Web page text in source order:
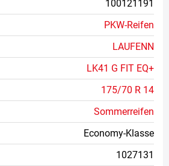
100121191
PKW-Reifen
LAUFENN
LK41 G FIT EQ+
175/70 R 14
Sommerreifen
Economy-Klasse
1027131